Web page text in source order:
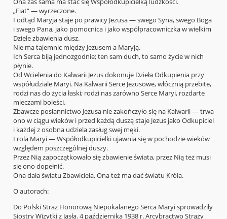
„Fiat“ — wyrzeczone.
I odtąd Maryja staje po prawicy Jezusa — swego Syna, swego Boga
i swego Pana, jako pomocnica i jako współpracowniczka w wielkim
Dziele zbawienia dusz.
Nie ma tajemnic między Jezusem a Maryją.
Ich Serca biją jednozgodnie; ten sam duch, to samo życie w nich
płynie.
Od Wcielenia do Kalwarii Jezus dokonuje Dzieła Odkupienia przy
współudziale Maryi. Na Kalwarii Serce Jezusowe, włócznią przebite,
rodzi nas do życia łaski; rodzi nas zarówno Serce Maryi, rozdarte
mieczami boleści.
Zbawcze posłannictwo Jezusa nie zakończyło się na Kalwarii — trwa
ono w ciągu wieków i przed każdą duszą staje Jezus jako Odkupiciel
i każdej z osobna udziela zasług swej męki.
I rola Maryi — Współodkupicielki ujawnia się w pochodzie wieków
względem poszczególnej duszy.
Przez Nią zapoczątkowało się zbawienie świata, przez Nią też musi
się ono dopełnić.
Ona dała światu Zbawiciela, Ona też ma dać światu Króla.
O autorach:
Do Polski Straż Honorową Niepokalanego Serca Maryi sprowadziły
Siostry Wizytki z Jasła. 4 października 1938 r. Arcybractwo Straży